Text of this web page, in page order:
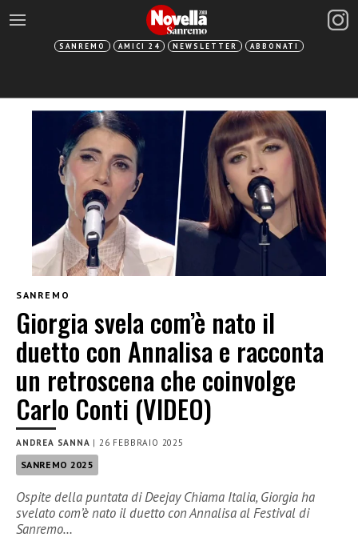
SANREMO AMICI 24 NEWSLETTER ABBONATI
SANREMO
Giorgia svela com’è nato il
duetto con Annalisa e racconta
un retroscena che coinvolge
Carlo Conti (VIDEO)
ANDREA SANNA |26 FEBBRAIO 2025
SANREMO 2025
Ospite della puntata di Deejay Chiama Italia, Giorgia ha
svelato com’è nato il duetto con Annalisa al Festival di
Sanremo…